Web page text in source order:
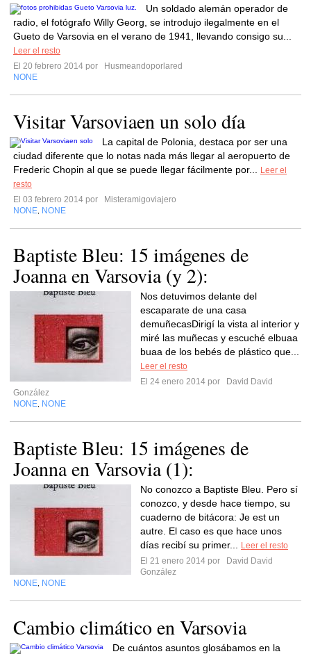
Un soldado alemán operador de
radio, el fotógrafo Willy Georg, se introdujo ilegalmente en el
Gueto de Varsovia en el verano de 1941, llevando consigo su...
Leer el resto
El 20 febrero 2014 por
Husmeandoporlared
NONE
Visitar Varsoviaen un solo día
La capital de Polonia, destaca por ser una
ciudad diferente que lo notas nada más llegar al aeropuerto de
Frederic Chopin al que se puede llegar fácilmente por...
Leer el
resto
El 03 febrero 2014 por
Misteramigoviajero
NONE NONE
Baptiste Bleu: 15 imágenes de
Joanna en Varsovia (y 2):
Nos detuvimos delante del
escaparate de una casa
demuñecasDirigí la vista al interior y
miré las muñecas y escuché elbuaa
buaa de los bebés de plástico que...
Leer el resto
El 24 enero 2014 por
David David
González
NONE NONE
Baptiste Bleu: 15 imágenes de
Joanna en Varsovia (1):
No conozco a Baptiste Bleu. Pero sí
conozco, y desde hace tiempo, su
cuaderno de bitácora: Je est un
autre. El caso es que hace unos
días recibí su primer...
Leer el resto
El 21 enero 2014 por
David David
González
NONE NONE
Cambio climático en Varsovia
De cuántos asuntos glosábamos en la